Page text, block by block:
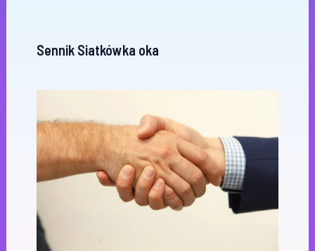
Sennik Siatkówka oka